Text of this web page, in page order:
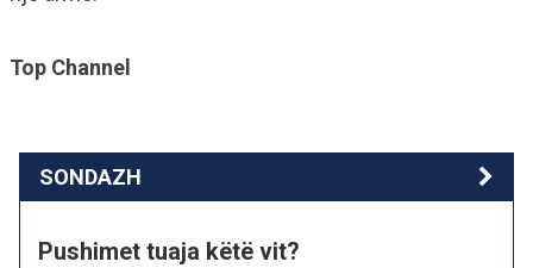
Top Channel
SONDAZH
Pushimet tuaja këtë vit?